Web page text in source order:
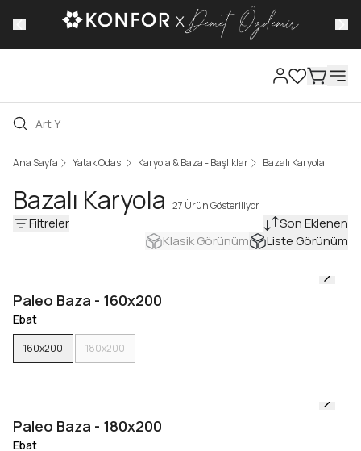
Ana Sayfa Yatak Odası Karyola & Baza - Başlıklar Bazalı Karyola
Bazalı Karyola 27 Ürün Gösteriliyor
Filtreler
Klasik Görünüm
Liste Görünüm
Son Eklenen
Paleo Baza - 160x200
Ebat
160x200 180x200
Paleo Baza - 180x200
Ebat